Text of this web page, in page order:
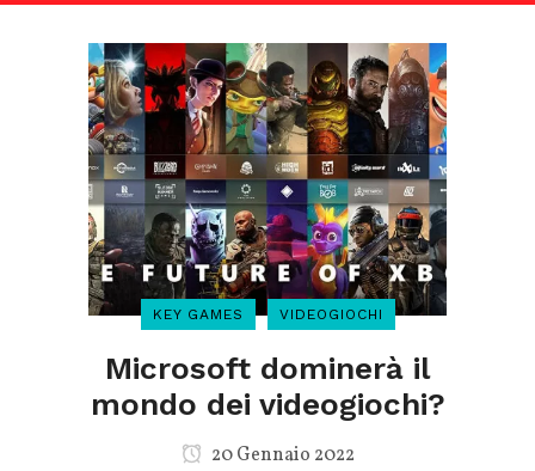
KEY GAMES VIDEOGIOCHI
Microsoft dominerà il
mondo dei videogiochi?
20 Gennaio 2022